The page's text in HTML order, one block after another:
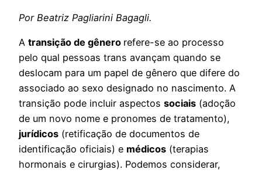
Por Beatriz Pagliarini Bagagli.
A transição de gênero refere-se ao processo
pelo qual pessoas trans avançam quando se
deslocam para um papel de gênero que difere do
associado ao sexo designado no nascimento. A
transição pode incluir aspectos sociais (adoção
de um novo nome e pronomes de tratamento),
jurídicos (retificação de documentos de
identificação oficiais) e médicos (terapias
hormonais e cirurgias). Podemos considerar,